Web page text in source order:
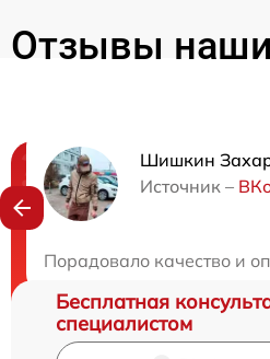
Отзывы
Шишкин
Источник –
Порадовало качество и
Нужна
Бесплатная
специалистом